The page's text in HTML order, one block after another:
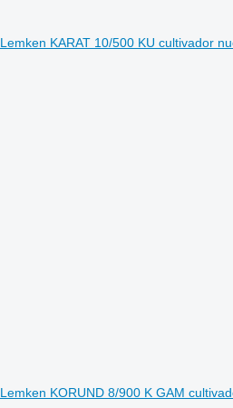
Lemken KARAT 10/500 KU cultivador
Lemken KORUND 8/900 K GAM